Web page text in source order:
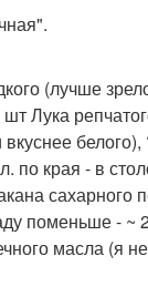
(лучше
Лука
белого),
по края - в
сахарного
поменьше - ~
масла (я